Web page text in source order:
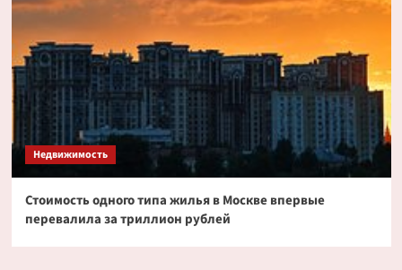
Недвижимость
Стоимость одного типа жилья в Москве впервые
перевалила за триллион рублей